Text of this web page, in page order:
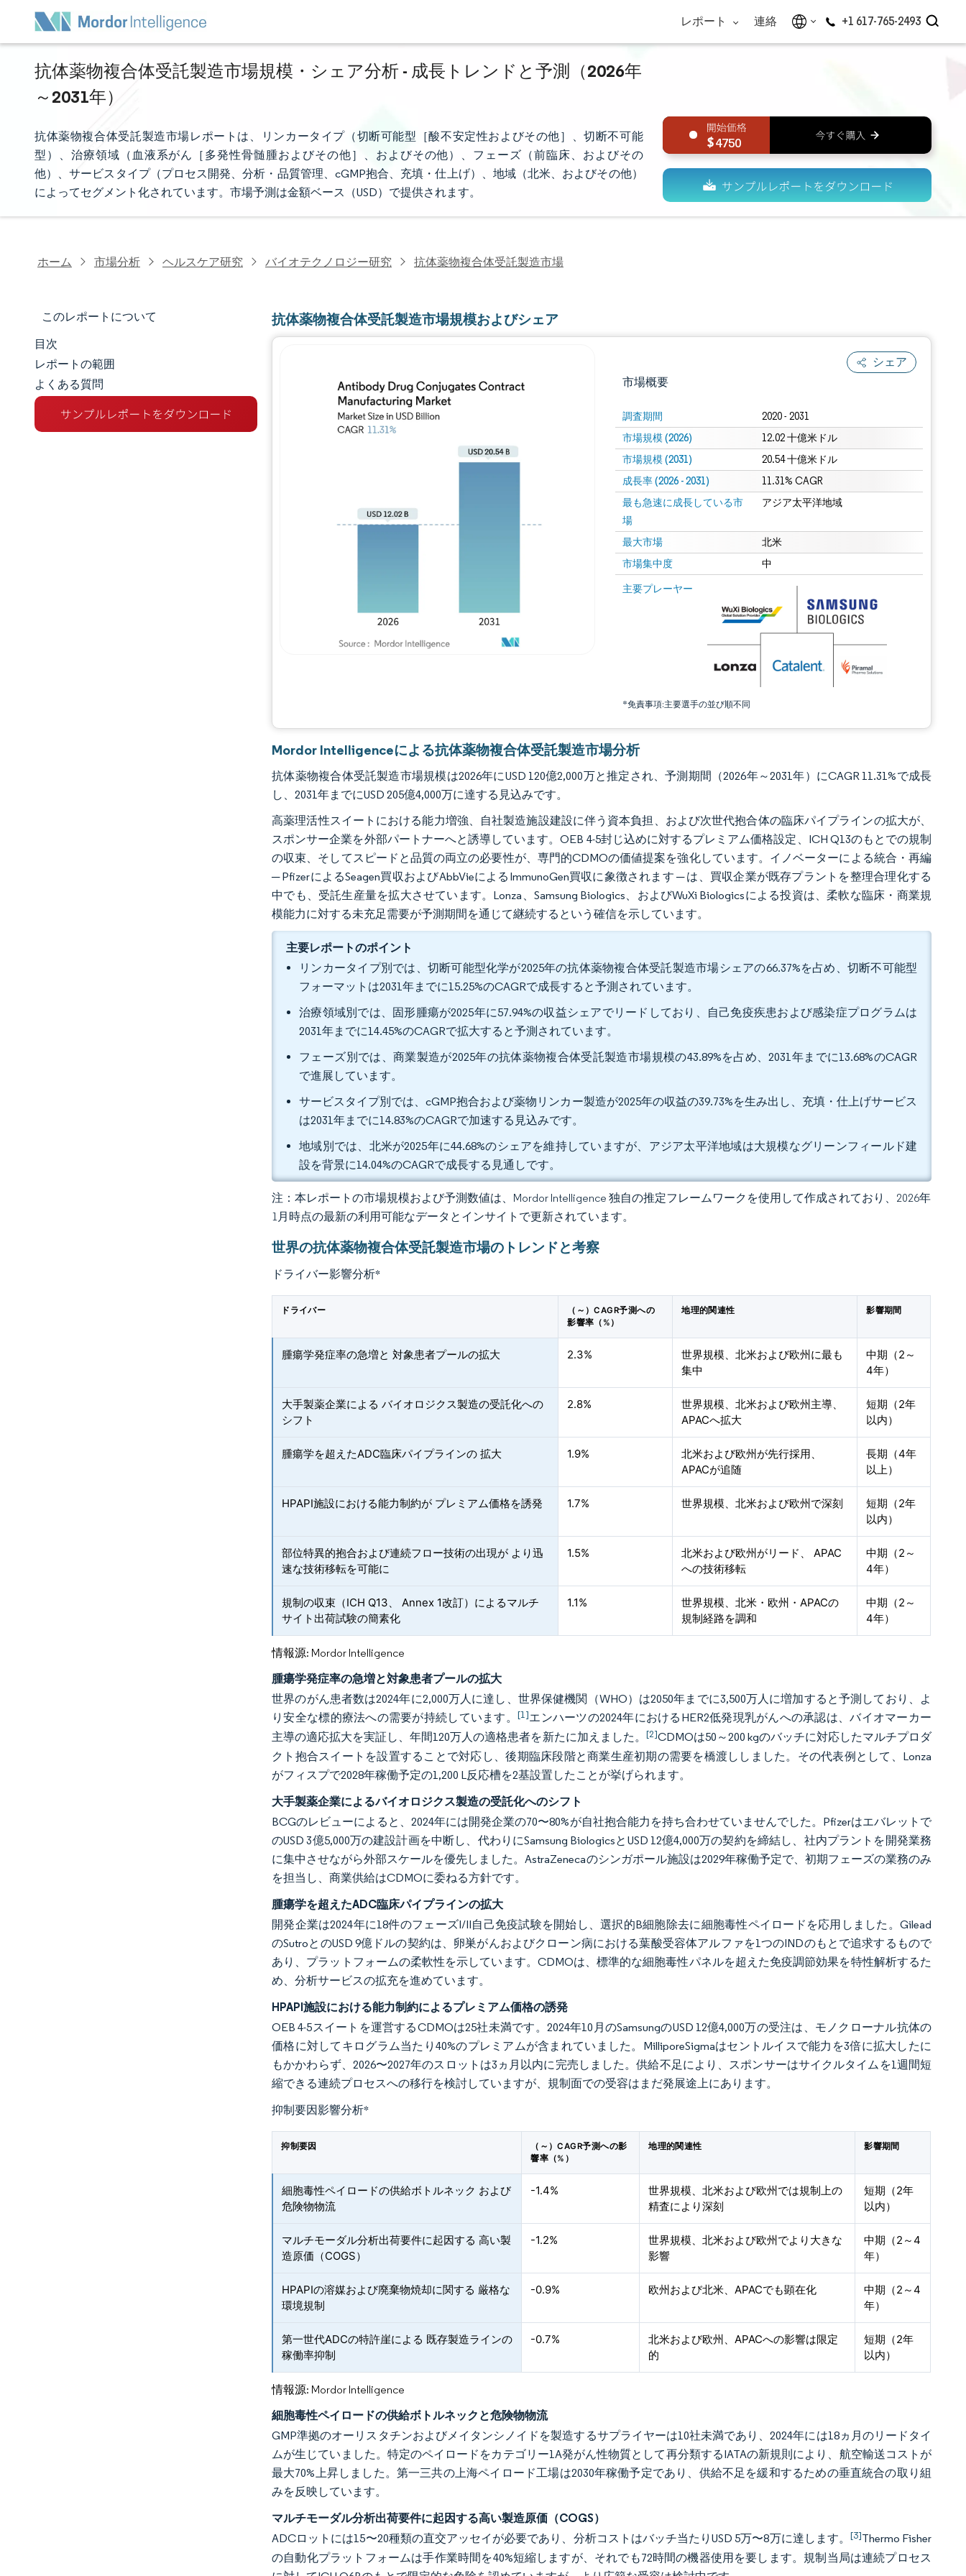
レポート 連絡 +1 617-765-2493
抗体薬物複合体受託製造市場規模・シェア分析 - 成長トレンドと予測（2026年
～2031年）
抗体薬物複合体受託製造市場レポートは、リンカータイプ（切断可能型［酸不安定性およびその他］、切断不可能
型）、治療領域（血液系がん［多発性骨髄腫およびその他］、およびその他）、フェーズ（前臨床、およびその
他）、サービスタイプ（プロセス開発、分析・品質管理、cGMP抱合、充填・仕上げ）、地域（北米、およびその他）
によってセグメント化されています。市場予測は金額ベース（USD）で提供されます。
4750
ホーム 市場分析 ヘルスケア研究 バイオテクノロジー研究 抗体薬物複合体受託製造市場
このレポートについて
市場規模とシェア
市場分析
トレンドとインサイト
目次
レポートの範囲
よくある質問
抗体薬物複合体受託製造市場規模およびシェア
シェア
市場概要
調査期間 2020 - 2031
市場規模 (2026) 12.02 十億米ドル
市場規模 (2031) 20.54 十億米ドル
成長率 (2026 - 2031) 11.31% CAGR
最も急速に成長している市
場
アジア太平洋地域
最大市場 北米
市場集中度 中
主要プレーヤー
*免責事項:主要選手の並び順不同
画像 © Mordor Intelligence。再利用にはCC BY 4.0の表示が必要です。
画像 © Mordor Intelligence。再利用にはCC BY 4.0の表示が必要です。
Mordor Intelligenceによる抗体薬物複合体受託製造市場分析
抗体薬物複合体受託製造市場規模は2026年にUSD 120億2,000万と推定され、予測期間（2026年～2031年）にCAGR 11.31%で成長
し、2031年までにUSD 205億4,000万に達する見込みです。
高薬理活性スイートにおける能力増強、自社製造施設建設に伴う資本負担、および次世代抱合体の臨床パイプラインの拡大が、
スポンサー企業を外部パートナーへと誘導しています。OEB 4-5封じ込めに対するプレミアム価格設定、ICH Q13のもとでの規制
の収束、そしてスピードと品質の両立の必要性が、専門的CDMOの価値提案を強化しています。イノベーターによる統合・再編
─ PfizerによるSeagen買収およびAbbVieによるImmunoGen買収に象徴されます ─ は、買収企業が既存プラントを整理合理化する
中でも、受託生産量を拡大させています。Lonza、Samsung Biologics、およびWuXi Biologicsによる投資は、柔軟な臨床・商業規
模能力に対する未充足需要が予測期間を通じて継続するという確信を示しています。
主要レポートのポイント
リンカータイプ別では、切断可能型化学が2025年の抗体薬物複合体受託製造市場シェアの66.37%を占め、切断不可能型
フォーマットは2031年までに15.25%のCAGRで成長すると予測されています。
治療領域別では、固形腫瘍が2025年に57.94%の収益シェアでリードしており、自己免疫疾患および感染症プログラムは
2031年までに14.45%のCAGRで拡大すると予測されています。
フェーズ別では、商業製造が2025年の抗体薬物複合体受託製造市場規模の43.89%を占め、2031年までに13.68%のCAGR
で進展しています。
サービスタイプ別では、cGMP抱合および薬物リンカー製造が2025年の収益の39.73%を生み出し、充填・仕上げサービス
は2031年までに14.83%のCAGRで加速する見込みです。
地域別では、北米が2025年に44.68%のシェアを維持していますが、アジア太平洋地域は大規模なグリーンフィールド建
設を背景に14.04%のCAGRで成長する見通しです。
注：本レポートの市場規模および予測数値は、Mordor Intelligence 独自の推定フレームワークを使用して作成されており、2026年
1月時点の最新の利用可能なデータとインサイトで更新されています。
世界の抗体薬物複合体受託製造市場のトレンドと考察
ドライバー影響分析*
ドライバー
（～）CAGR予測への
影響率（%）
地理的関連性 影響期間
腫瘍学発症率の急増と 対象患者プールの拡大 2.3%
世界規模、北米および欧州に最も
集中
中期（2～
4年）
大手製薬企業による バイオロジクス製造の受託化への
シフト
2.8%
世界規模、北米および欧州主導、
APACへ拡大
短期（2年
以内）
腫瘍学を超えたADC臨床パイプラインの 拡大 1.9%
北米および欧州が先行採用、
APACが追随
長期（4年
以上）
HPAPI施設における能力制約が プレミアム価格を誘発 1.7% 世界規模、北米および欧州で深刻
短期（2年
以内）
部位特異的抱合および連続フロー技術の出現が より迅
速な技術移転を可能に
1.5%
北米および欧州がリード、 APAC
への技術移転
中期（2～
4年）
規制の収束（ICH Q13、 Annex 1改訂）によるマルチ
サイト出荷試験の簡素化
1.1%
世界規模、北米・欧州・APACの
規制経路を調和
中期（2～
4年）
情報源: Mordor Intelligence
腫瘍学発症率の急増と対象患者プールの拡大
世界のがん患者数は2024年に2,000万人に達し、世界保健機関（WHO）は2050年までに3,500万人に増加すると予測しており、よ
り安全な標的療法への需要が持続しています。[1]エンハーツの2024年におけるHER2低発現乳がんへの承認は、バイオマーカー
主導の適応拡大を実証し、年間120万人の適格患者を新たに加えました。 [2]CDMOは50～200 kgのバッチに対応したマルチプロダ
クト抱合スイートを設置することで対応し、後期臨床段階と商業生産初期の需要を橋渡ししました。その代表例として、Lonza
がフィスプで2028年稼働予定の1,200 L反応槽を2基設置したことが挙げられます。
大手製薬企業によるバイオロジクス製造の受託化へのシフト
BCGのレビューによると、2024年には開発企業の70〜80%が自社抱合能力を持ち合わせていませんでした。Pfizerはエバレットで
のUSD 3億5,000万の建設計画を中断し、代わりにSamsung BiologicsとUSD 12億4,000万の契約を締結し、社内プラントを開発業務
に集中させながら外部スケールを優先しました。AstraZenecaのシンガポール施設は2029年稼働予定で、初期フェーズの業務のみ
を担当し、商業供給はCDMOに委ねる方針です。
腫瘍学を超えたADC臨床パイプラインの拡大
開発企業は2024年に18件のフェーズI/II自己免疫試験を開始し、選択的B細胞除去に細胞毒性ペイロードを応用しました。Gilead
のSutroとのUSD 9億ドルの契約は、卵巣がんおよびクローン病における葉酸受容体アルファを1つのINDのもとで追求するもので
あり、プラットフォームの柔軟性を示しています。CDMOは、標準的な細胞毒性パネルを超えた免疫調節効果を特性解析するた
め、分析サービスの拡充を進めています。
HPAPI施設における能力制約によるプレミアム価格の誘発
OEB 4-5スイートを運営するCDMOは25社未満です。2024年10月のSamsungのUSD 12億4,000万の受注は、モノクローナル抗体の
価格に対してキログラム当たり40%のプレミアムが含まれていました。MilliporeSigmaはセントルイスで能力を3倍に拡大したに
もかかわらず、2026〜2027年のスロットは3ヵ月以内に完売しました。供給不足により、スポンサーはサイクルタイムを1週間短
縮できる連続プロセスへの移行を検討していますが、規制面での受容はまだ発展途上にあります。
抑制要因影響分析*
抑制要因
（～）CAGR予測への影
響率（%）
地理的関連性 影響期間
細胞毒性ペイロードの供給ボトルネック および
危険物物流
-1.4%
世界規模、北米および欧州では規制上の
精査により深刻
短期（2年
以内）
マルチモーダル分析出荷要件に起因する 高い製
造原価（COGS）
-1.2%
世界規模、北米および欧州でより大きな
影響
中期（2～4
年）
HPAPIの溶媒および廃棄物焼却に関する 厳格な
環境規制
-0.9% 欧州および北米、APACでも顕在化
中期（2～4
年）
第一世代ADCの特許崖による 既存製造ラインの
稼働率抑制
-0.7%
北米および欧州、APACへの影響は限定
的
短期（2年
以内）
情報源: Mordor Intelligence
細胞毒性ペイロードの供給ボトルネックと危険物物流
GMP準拠のオーリスタチンおよびメイタンシノイドを製造するサプライヤーは10社未満であり、2024年には18ヵ月のリードタイ
ムが生じていました。特定のペイロードをカテゴリー1A発がん性物質として再分類するIATAの新規則により、航空輸送コストが
最大70%上昇しました。第一三共の上海ペイロード工場は2030年稼働予定であり、供給不足を緩和するための垂直統合の取り組
みを反映しています。
マルチモーダル分析出荷要件に起因する高い製造原価（COGS）
ADCロットには15〜20種類の直交アッセイが必要であり、分析コストはバッチ当たりUSD 5万〜8万に達します。 [3]Thermo Fisher
の自動化プラットフォームは手作業時間を40%短縮しますが、それでも72時間の機器使用を要します。規制当局は連続プロセス